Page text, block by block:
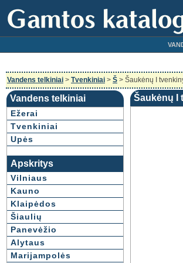
Vandens telkiniai > Tvenkiniai > Š > Šaukėnų I
Vandens telkiniai
Ežerai
Tvenkiniai
Upės
Apskritys
Vilniaus
Kauno
Klaipėdos
Šiaulių
Panevėžio
Alytaus
Marijampolės
Šaukėnų I